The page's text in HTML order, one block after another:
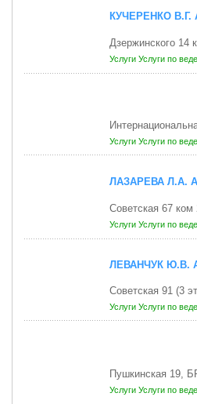
КУЧЕРЕНКО
Дзержинского 14
Услуги Услуги по
Услуги Услуги по
ЛАЗАРЕВА Л.А.
Советская 67
Услуги Услуги по
ЛЕВАНЧУК Ю.В.
Советская 91 (3
Услуги Услуги по
Пушкинская 19,
Услуги Услуги по